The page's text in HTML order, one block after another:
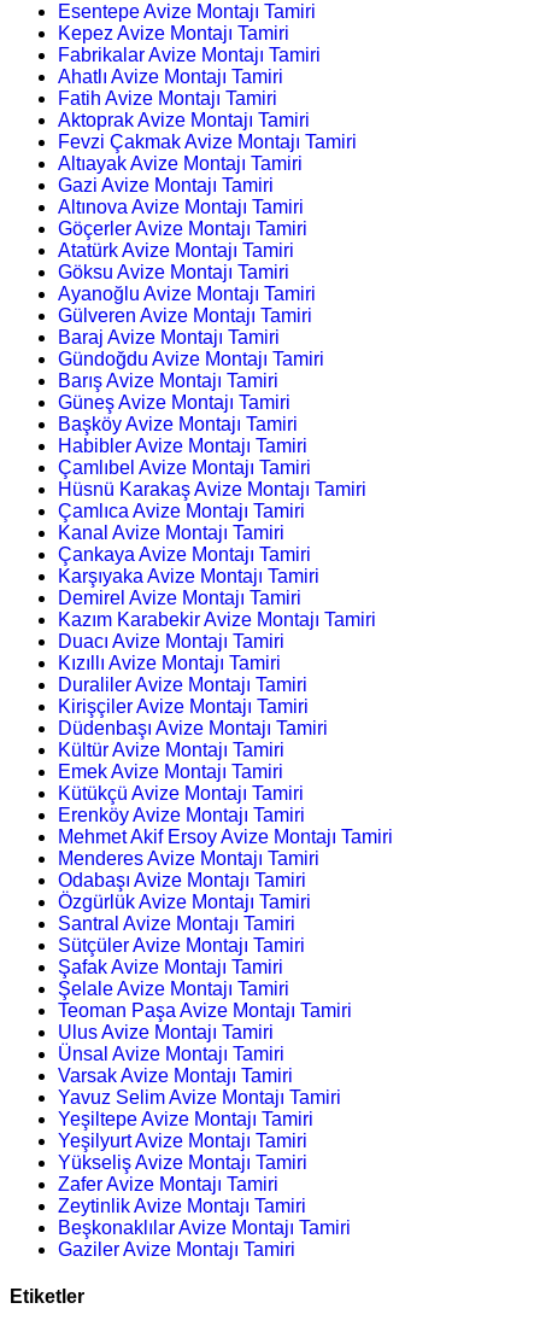
Esentepe Avize Montajı Tamiri
Kepez Avize Montajı Tamiri
Fabrikalar Avize Montajı Tamiri
Ahatlı Avize Montajı Tamiri
Fatih Avize Montajı Tamiri
Aktoprak Avize Montajı Tamiri
Fevzi Çakmak Avize Montajı Tamiri
Altıayak Avize Montajı Tamiri
Gazi Avize Montajı Tamiri
Altınova Avize Montajı Tamiri
Göçerler Avize Montajı Tamiri
Atatürk Avize Montajı Tamiri
Göksu Avize Montajı Tamiri
Ayanoğlu Avize Montajı Tamiri
Gülveren Avize Montajı Tamiri
Baraj Avize Montajı Tamiri
Gündoğdu Avize Montajı Tamiri
Barış Avize Montajı Tamiri
Güneş Avize Montajı Tamiri
Başköy Avize Montajı Tamiri
Habibler Avize Montajı Tamiri
Çamlıbel Avize Montajı Tamiri
Hüsnü Karakaş Avize Montajı Tamiri
Çamlıca Avize Montajı Tamiri
Kanal Avize Montajı Tamiri
Çankaya Avize Montajı Tamiri
Karşıyaka Avize Montajı Tamiri
Demirel Avize Montajı Tamiri
Kazım Karabekir Avize Montajı Tamiri
Duacı Avize Montajı Tamiri
Kızıllı Avize Montajı Tamiri
Duraliler Avize Montajı Tamiri
Kirişçiler Avize Montajı Tamiri
Düdenbaşı Avize Montajı Tamiri
Kültür Avize Montajı Tamiri
Emek Avize Montajı Tamiri
Kütükçü Avize Montajı Tamiri
Erenköy Avize Montajı Tamiri
Mehmet Akif Ersoy Avize Montajı Tamiri
Menderes Avize Montajı Tamiri
Odabaşı Avize Montajı Tamiri
Özgürlük Avize Montajı Tamiri
Santral Avize Montajı Tamiri
Sütçüler Avize Montajı Tamiri
Şafak Avize Montajı Tamiri
Şelale Avize Montajı Tamiri
Teoman Paşa Avize Montajı Tamiri
Ulus Avize Montajı Tamiri
Ünsal Avize Montajı Tamiri
Varsak Avize Montajı Tamiri
Yavuz Selim Avize Montajı Tamiri
Yeşiltepe Avize Montajı Tamiri
Yeşilyurt Avize Montajı Tamiri
Yükseliş Avize Montajı Tamiri
Zafer Avize Montajı Tamiri
Zeytinlik Avize Montajı Tamiri
Beşkonaklılar Avize Montajı Tamiri
Gaziler Avize Montajı Tamiri
Etiketler